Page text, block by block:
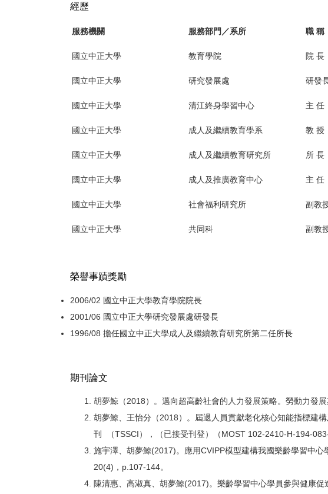
經歷
服務機關 服務部門／系所 職 稱
國立中正大學 教育學院 院 長
國立中正大學 研究發展處 研發
國立中正大學 清江終身學習中心 主 任
國立中正大學 成人及繼續教育學系 教 授
國立中正大學 成人及繼續教育研究所 所 長
國立中正大學 成人及推廣教育中心 主 任
國立中正大學 社會福利研究所 副教
國立中正大學 共同科 副教
榮譽事蹟獎勵
2006/02 國立中正大學教育學院院長
2001/06 國立中正大學研究發展處研發長
1996/08 擔任國立中正大學成人及繼續教育研究所第二任所長
期刊論文
胡夢鯨（2018）。邁向超高齡社會的人力發展策略。勞動力發
胡夢鯨、王怡分（2018）。屆退人員貢獻老化核心知能指標建
刊 （TSSCI），（已接受刊登）（MOST 102-2410-H-194-
施宇澤、胡夢鯨(2017)。應用CVIPP模型建構我國樂齡學習中
20(4)，p.107-144。
陳清惠、高淑真、胡夢鯨(2017)。樂齡學習中心學員參與健康